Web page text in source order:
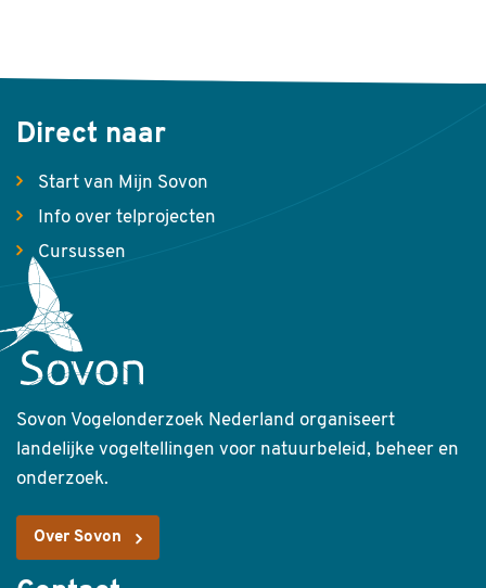
Direct naar
Start van Mijn Sovon
Info over telprojecten
Cursussen
Sovon Vogelonderzoek Nederland organiseert
landelijke vogeltellingen voor natuurbeleid, beheer en
onderzoek.
Over Sovon